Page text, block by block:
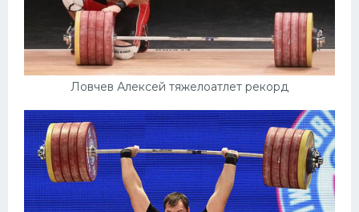
Ловчев Алексей тяжелоатлет рекорд